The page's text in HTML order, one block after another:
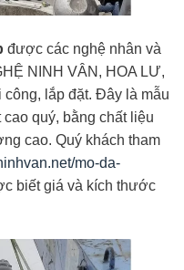
được các nghệ nhân và
NINH VÂN, HOA LƯ,
công, lắp đặt. Đây là mẫu
cao quý, bằng chất liệu
cao. Quý khách tham
mo-da-
biết giá và kích thước